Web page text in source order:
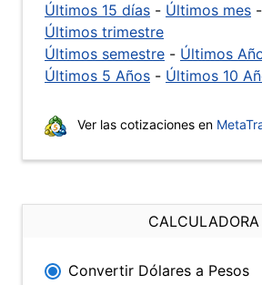
Últimos 15 días - Últimos mes -
Últimos trimestre
Últimos semestre - Últimos
Últimos 5 Años - Últimos 10
Ver las cotizaciones en
CALCULADORA
Convertir Dólares a Pesos